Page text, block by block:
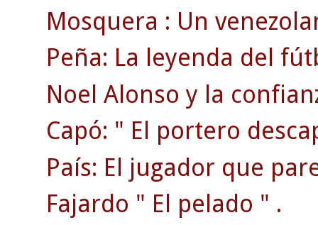
Mosquera : Un
Peña: La leyenda del
Noel Alonso y la
Capó: " El portero
País: El jugador que
Fajardo " El pelado " .